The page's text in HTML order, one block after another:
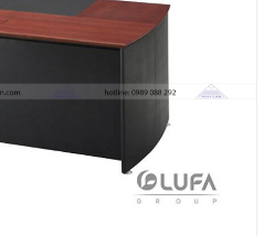
Hà đã mua 7 giờ trước